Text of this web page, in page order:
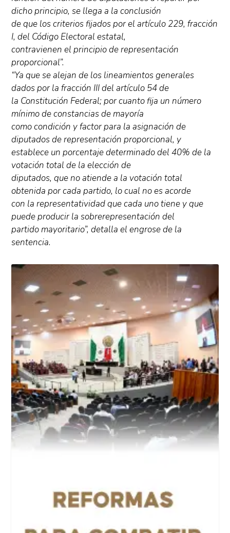
dicho principio, se llega a la conclusión
de que los criterios fijados por el artículo 229, fracción
I, del Código Electoral estatal,
contravienen el principio de representación
proporcional”.
“Ya que se alejan de los lineamientos generales
dados por la fracción III del artículo 54 de
la Constitución Federal; por cuanto fija un número
mínimo de constancias de mayoría
como condición y factor para la asignación de
diputados de representación proporcional, y
establece un porcentaje determinado del 40% de la
votación total de la elección de
diputados, que no atiende a la votación total
obtenida por cada partido, lo cual no es acorde
con la representatividad que cada uno tiene y que
puede producir la sobrerepresentación del
partido mayoritario”, detalla el engrose de la
sentencia.